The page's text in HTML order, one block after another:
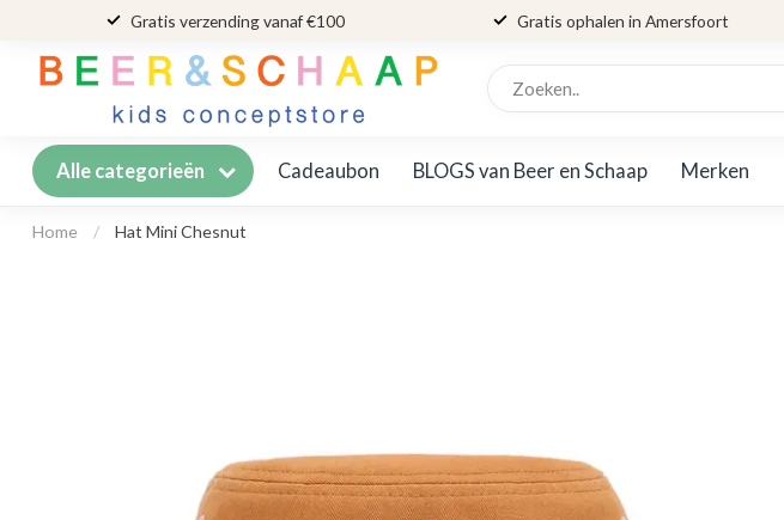
Gratis verzending vanaf €100 Gratis ophalen in Amersfoort
Alle categorieën Cadeaubon BLOGS van Beer en Schaap Merken
Home / Hat Mini Chesnut